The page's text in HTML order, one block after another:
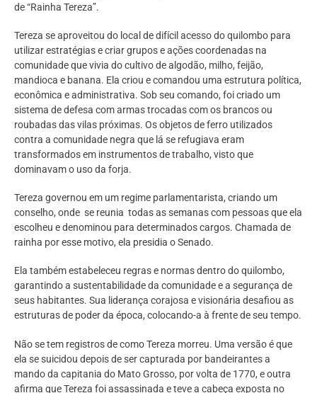
de “Rainha Tereza”.
Tereza se aproveitou do local de difícil acesso do quilombo para
utilizar estratégias e criar grupos e ações coordenadas na
comunidade que vivia do cultivo de algodão, milho, feijão,
mandioca e banana. Ela criou e comandou uma estrutura política,
econômica e administrativa. Sob seu comando, foi criado um
sistema de defesa com armas trocadas com os brancos ou
roubadas das vilas próximas. Os objetos de ferro utilizados
contra a comunidade negra que lá se refugiava eram
transformados em instrumentos de trabalho, visto que
dominavam o uso da forja.
Tereza governou em um regime parlamentarista, criando um
conselho, onde se reunia todas as semanas com pessoas que ela
escolheu e denominou para determinados cargos. Chamada de
rainha por esse motivo, ela presidia o Senado.
Ela também estabeleceu regras e normas dentro do quilombo,
garantindo a sustentabilidade da comunidade e a segurança de
seus habitantes. Sua liderança corajosa e visionária desafiou as
estruturas de poder da época, colocando-a à frente de seu tempo.
Não se tem registros de como Tereza morreu. Uma versão é que
ela se suicidou depois de ser capturada por bandeirantes a
mando da capitania do Mato Grosso, por volta de 1770, e outra
afirma que Tereza foi assassinada e teve a cabeça exposta no